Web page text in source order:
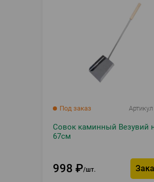
Под заказ Артикул
Совок каминный Везувий
67см
998 ₽ шт.